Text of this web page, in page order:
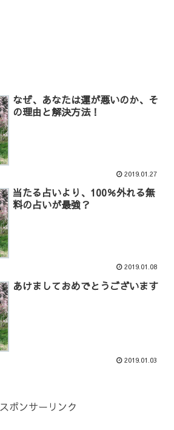
なぜ、あなたは運が悪いのか、そ
の理由と解決方法！
2019.01.27
当たる占いより、100％外れる無
料の占いが最強？
2019.01.08
あけましておめでとうございます
2019.01.03
スポンサーリンク